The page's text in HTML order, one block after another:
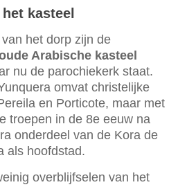
kasteel
het dorp zijn de
Arabische kasteel
nu de parochiekerk staat.
omvat christelijke
en Porticote, maar met
troepen in de 8e eeuw na
onderdeel van de Kora de
als hoofdstad.
overblijfselen van het